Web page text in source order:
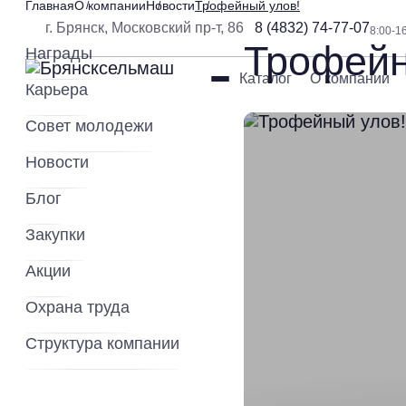
г. Брянск, Московский пр-т, 86 8 (4832) 74-77-078:00-
Каталог О компании
ГлавнаяО компанииНовостиТрофейный улов!
Награды
Карьера
Совет молодежи
Новости
Блог
Закупки
Акции
Охрана труда
Структура компании